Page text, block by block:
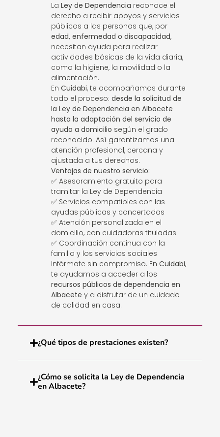
La Ley de Dependencia reconoce el
derecho a recibir apoyos y servicios
públicos a las personas que, por
edad, enfermedad o discapacidad,
necesitan ayuda para realizar
actividades básicas de la vida diaria,
como la higiene, la movilidad o la
alimentación.
En Cuidabi, te acompañamos durante
todo el proceso: desde la solicitud de
la Ley de Dependencia en Albacete
hasta la adaptación del servicio de
ayuda a domicilio según el grado
reconocido. Así garantizamos una
atención profesional, cercana y
ajustada a tus derechos.
Ventajas de nuestro servicio:
✅ Asesoramiento gratuito para
tramitar la Ley de Dependencia
✅ Servicios compatibles con las
ayudas públicas y concertadas
✅ Atención personalizada en el
domicilio, con cuidadoras tituladas
✅ Coordinación continua con la
familia y los servicios sociales
Infórmate sin compromiso. En Cuidabi,
te ayudamos a acceder a los
recursos públicos de dependencia en
Albacete y a disfrutar de un cuidado
de calidad en casa.
¿Qué tipos de prestaciones existen?
¿Cómo se solicita la Ley de Dependencia
en Albacete?